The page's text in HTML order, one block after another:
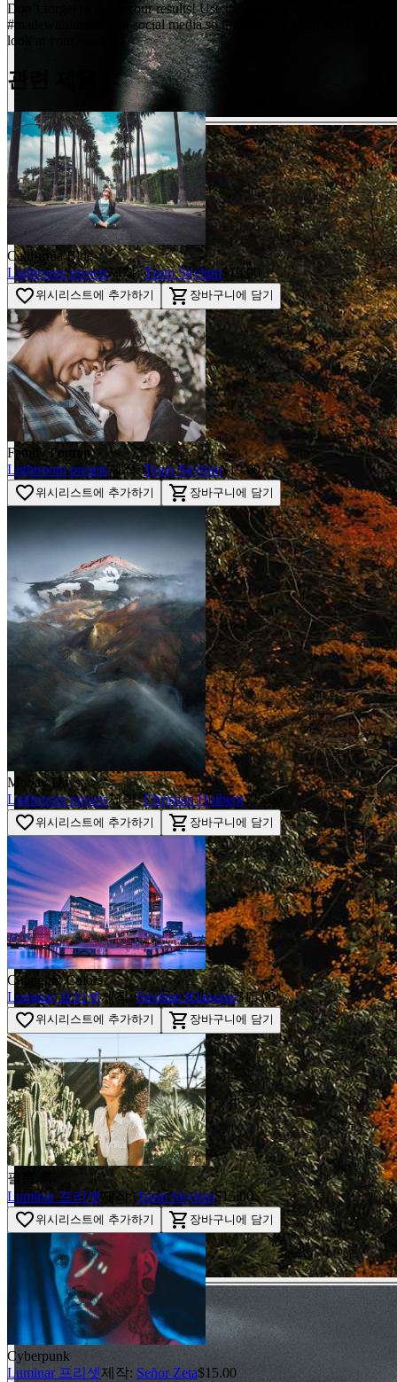
arrow_back_ios
arrow_forward_ios
AFTER
Don’t forget to share your results! Use the hashtag
#madewithluminar on social media so the Skylum Team can take a
look at your work!
관련 제품
California Blue
Lightroom presets제작: Team Skylum$19.00
favorite_border 위시리스트에 추가하기 shopping_cart 장바구니에 담기
Family Portrait
Lightroom presets제작: Team Skylum$19.00
favorite_border 위시리스트에 추가하기 shopping_cart 장바구니에 담기
Moody Days
Lightroom presets제작: Christian Hoiberg$25.00
favorite_border 위시리스트에 추가하기 shopping_cart 장바구니에 담기
Changing Colors
Luminar 프리셋제작: Stephan Klapszus$15.00
favorite_border 위시리스트에 추가하기 shopping_cart 장바구니에 담기
필름 룩
Luminar 프리셋 제작: Team Skylum$15.00
favorite_border 위시리스트에 추가하기 shopping_cart 장바구니에 담기
Cyberpunk
Luminar 프리셋제작: Señor Zeta$15.00